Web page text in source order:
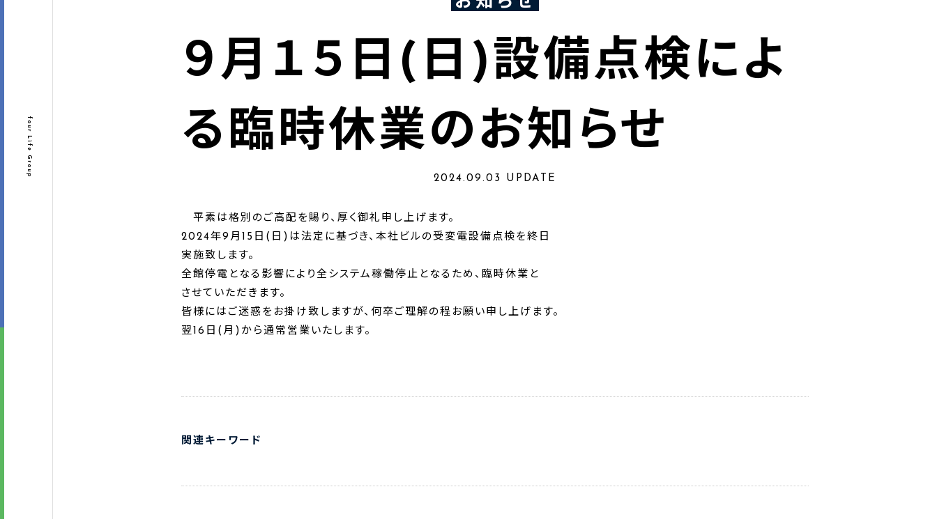
four Life Group
９月１５日(日)設備点検によ
る臨時休業のお知らせ
2024.09.03 UPDATE
平素は格別のご高配を賜り、厚く御礼申し上げます。
2024年9月15日(日)は法定に基づき、本社ビルの受変電設備点検を終日
実施致します。
全館停電となる影響により全システム稼働停止となるため、臨時休業と
させていただきます。
皆様にはご迷惑をお掛け致しますが、何卒ご理解の程お願い申し上げます。
翌16日(月)から通常営業いたします。
関連キーワード